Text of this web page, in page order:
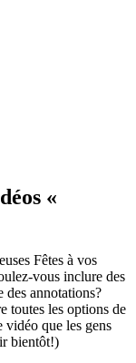
«
Fêtes à vos
vous inclure des
des annotations?
toutes les options de
vidéo que les gens
bientôt!)